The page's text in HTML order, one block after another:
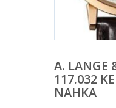
A. LANGE
117.032
NAHKA